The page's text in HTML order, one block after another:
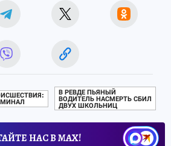
В РЕВДЕ ПЬЯНЫЙ
ВОДИТЕЛЬ НАСМЕРТЬ СБИЛ
ДВУХ ШКОЛЬНИЦ
НАС В МАХ!